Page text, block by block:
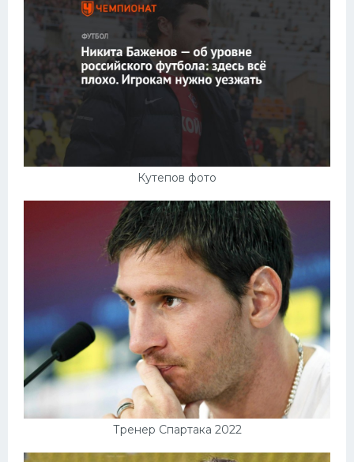
Кутепов фото
Тренер Спартака 2022